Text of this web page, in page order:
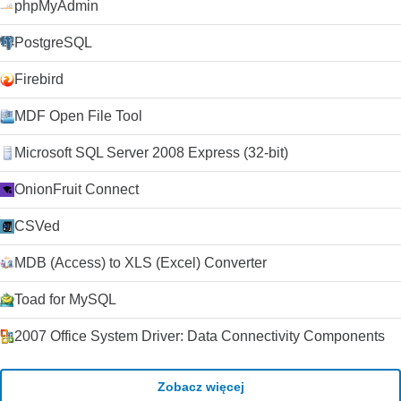
wideo. streszczenie VLC Media Player to po prostu
darmowy odtwarzacz multimediów. Słusznie dominuje na
rynku bezpłatnych odtwarzaczy multimedialnych od ponad 10
lat i wygląda na to, że może przez kolejne 10 lat dzięki
ciągłemu rozwojowi i ulepszaniu przez VideoLAN Org.
Szukasz VLC Media Player w wersji dla komputerów Mac?
Pobierz tutaj
phpMyAdmin
PostgreSQL
Firebird
MDF Open File Tool
Microsoft SQL Server 2008 Express (32-bit)
OnionFruit Connect
CSVed
MDB (Access) to XLS (Excel) Converter
Toad for MySQL
2007 Office System Driver: Data Connectivity Components
Zobacz więcej